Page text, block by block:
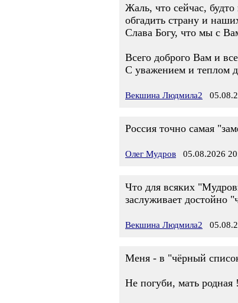
Жаль, что сейчас,
обгадить страну и
Слава Богу, что мы с
Всего доброго Вам и
С уважением и теплом
Векшина Людмила2
Россия точно самая
Олег Мудров 05.08.2026
Что для всяких
заслуживает достойно
Векшина Людмила2
Меня - в "чёрный
Не погуби, мать